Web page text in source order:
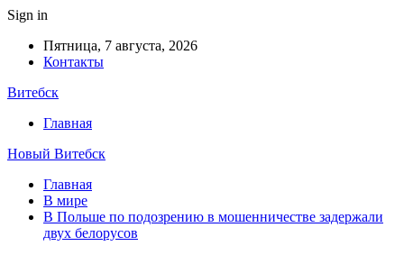
Sign in
Пятница, 7 августа, 2026
Контакты
Витебск
Главная
Новый Витебск
Главная
В мире
В Польше по подозрению в мошенничестве задержали
двух белорусов